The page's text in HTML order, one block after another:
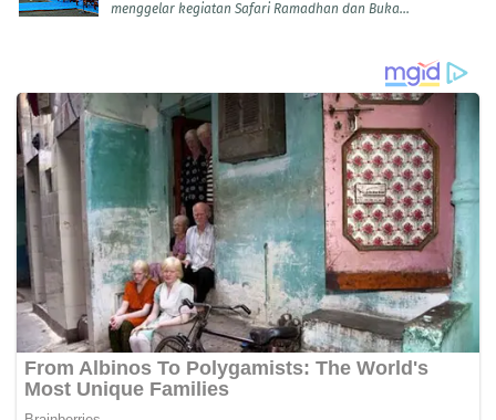
menggelar kegiatan Safari Ramadhan dan Buka...